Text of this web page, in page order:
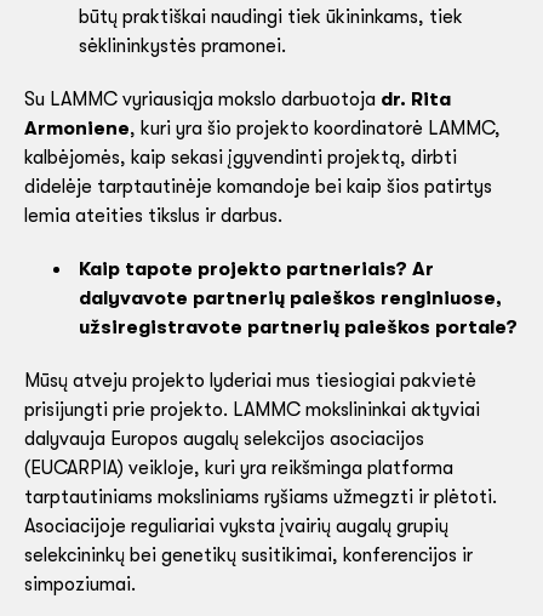
būtų praktiškai naudingi tiek ūkininkams, tiek
sėklininkystės pramonei.
Su LAMMC vyriausiąja mokslo darbuotoja dr. Rita
Armoniene, kuri yra šio projekto koordinatorė LAMMC,
kalbėjomės, kaip sekasi įgyvendinti projektą, dirbti
didelėje tarptautinėje komandoje bei kaip šios patirtys
lemia ateities tikslus ir darbus.
Kaip tapote projekto partneriais? Ar
dalyvavote partnerių paieškos renginiuose,
užsiregistravote partnerių paieškos portale?
Mūsų atveju projekto lyderiai mus tiesiogiai pakvietė
prisijungti prie projekto. LAMMC mokslininkai aktyviai
dalyvauja Europos augalų selekcijos asociacijos
(EUCARPIA) veikloje, kuri yra reikšminga platforma
tarptautiniams moksliniams ryšiams užmegzti ir plėtoti.
Asociacijoje reguliariai vyksta įvairių augalų grupių
selekcininkų bei genetikų susitikimai, konferencijos ir
simpoziumai.